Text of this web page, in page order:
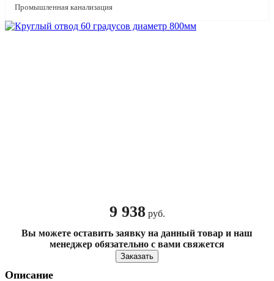
Промышленная канализация
9 938 руб.
Вы можете оставить заявку на данный товар и наш
менеджер обязательно с вами свяжется
Заказать
Описание